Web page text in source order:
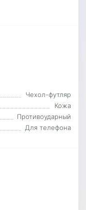
Чехол-футляр
Кожа
Противоударный
Для телефона